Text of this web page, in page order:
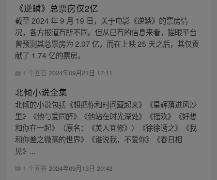
《逆鳞》总票房仅2亿
截至 2024 年 9 月 19 日，关于电影《逆鳞》的票房情
况，各方报道有所不同。但从已有的信息来看，猫眼平台
曾预测其总票房为 2.07 亿，而在上映 25 天之后，其仅贡
献了 1.74 亿的票房。
1 个回答 2024年09月21日 17:11
北倾小说全集
北倾的小说包括《想把你和时间藏起来》《星辉落进风沙
里》《他与爱同醉》《他站在时光深处》《摇欢》《好想
和你在一起》（原名：《美人宜修》）《徐徐诱之》《我
和你差之微毫的世界》《谁说我，不爱你》《春日相
见》...
1 个回答 2024年09月13日 20:42